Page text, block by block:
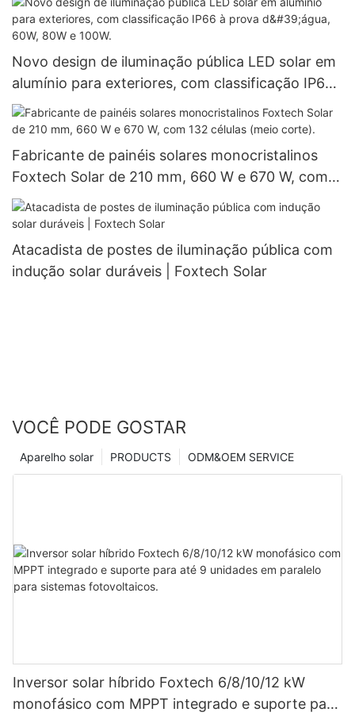
Novo design de iluminação pública LED solar em
alumínio para exteriores, com classificação IP66
à prova d'água, 60W, 80W e 100W.
Fabricante de painéis solares monocristalinos
Foxtech Solar de 210 mm, 660 W e 670 W, com
132 células (meio corte).
Atacadista de postes de iluminação pública com
indução solar duráveis ​​| Foxtech Solar
VOCÊ PODE GOSTAR
ODM&OEM SERVICE
PRODUCTS
Aparelho solar
Inversor solar híbrido Foxtech 6/8/10/12 kW
monofásico com MPPT integrado e suporte para